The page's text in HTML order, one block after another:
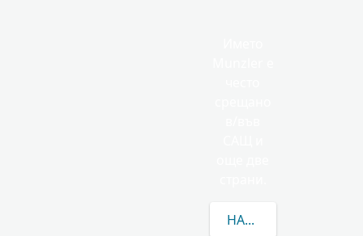
НАУЧЕТЕ ПОВЕЧЕ ЗА